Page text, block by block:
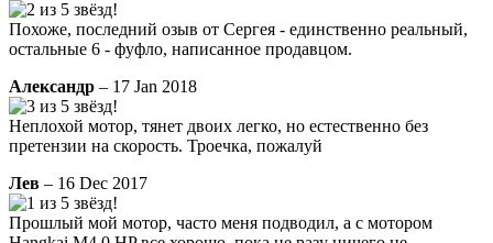
Похоже, последний озыв от Сергея - единственно реальный,
остальные 6 - фуфло, написанное продавцом.
Александр – 17 Jan 2018
Неплохой мотор, тянет двоих легко, но естественно без
претензии на скорость. Троечка, пожалуй
Лев – 16 Dec 2017
Прошлый мой мотор, часто меня подводил, а с мотором